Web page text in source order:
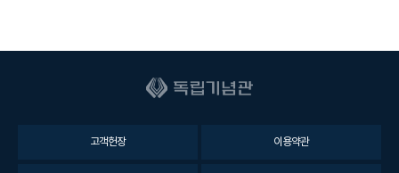
고객헌장 이용약관